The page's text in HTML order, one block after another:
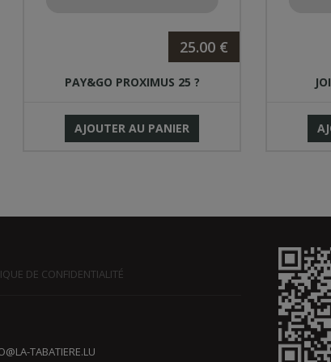
25.00 €
PAY&GO PROXIMUS 25 ?
AJOUTER AU PANIER
DE CONFIDENTIALITÉ
TABATIERE.LU